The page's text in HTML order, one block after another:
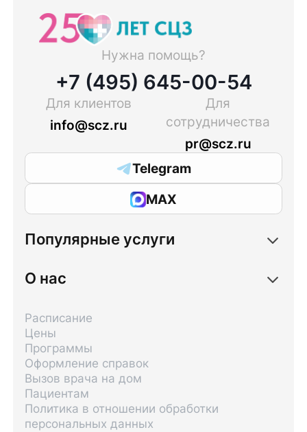
Нужна помощь?
+7 (495) 645-00-54
Для клиентов
info@scz.ru
Для
сотрудничества
pr@scz.ru
Telegram
MAX
Популярные услуги
О нас
Расписание
Цены
Программы
Оформление справок
Вызов врача на дом
Пациентам
Политика в отношении обработки
персональных данных